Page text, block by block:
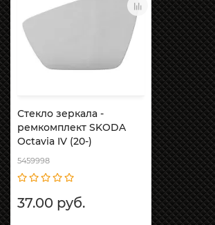
Стекло зеркала -
ремкомплект SKODA
Octavia IV (20-)
5459998
37.00 руб.